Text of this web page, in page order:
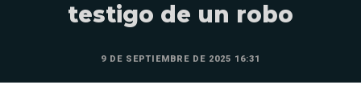
testigo de un robo
9 DE SEPTIEMBRE DE 2025 16:31